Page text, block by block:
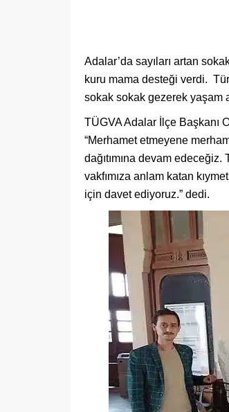
Adalar’da sayıları artan
kuru mama desteği verdi.
sokak sokak gezerek yaşam
TÜGVA Adalar İlçe Başkanı
“Merhamet etmeyene
dağıtımına devam edeceğiz.
vakfımıza anlam katan
için davet ediyoruz.” dedi.